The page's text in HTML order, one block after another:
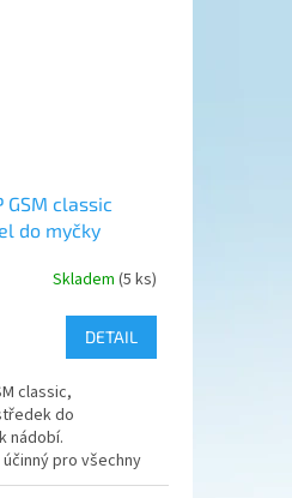
GSM classic
do myčky
Skladem (5 ks)
DETAIL
classic,
do
nádobí.
pro všechny